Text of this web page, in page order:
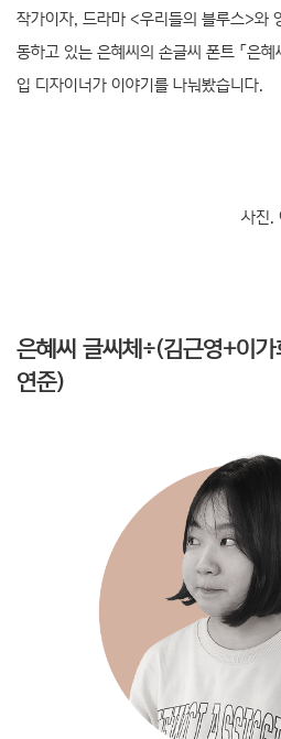
작가이자, 드라마 <우리들의 블루스>와
동하고 있는 은혜씨의 손글씨 폰트 「은
입 디자이너가 이야기를 나눠봤습니다.
사진.
은혜씨 글씨체÷(김근영+이
연준)